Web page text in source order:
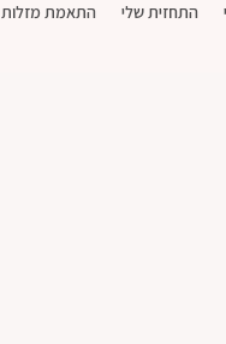
התחזית שלי התאמת מזלות